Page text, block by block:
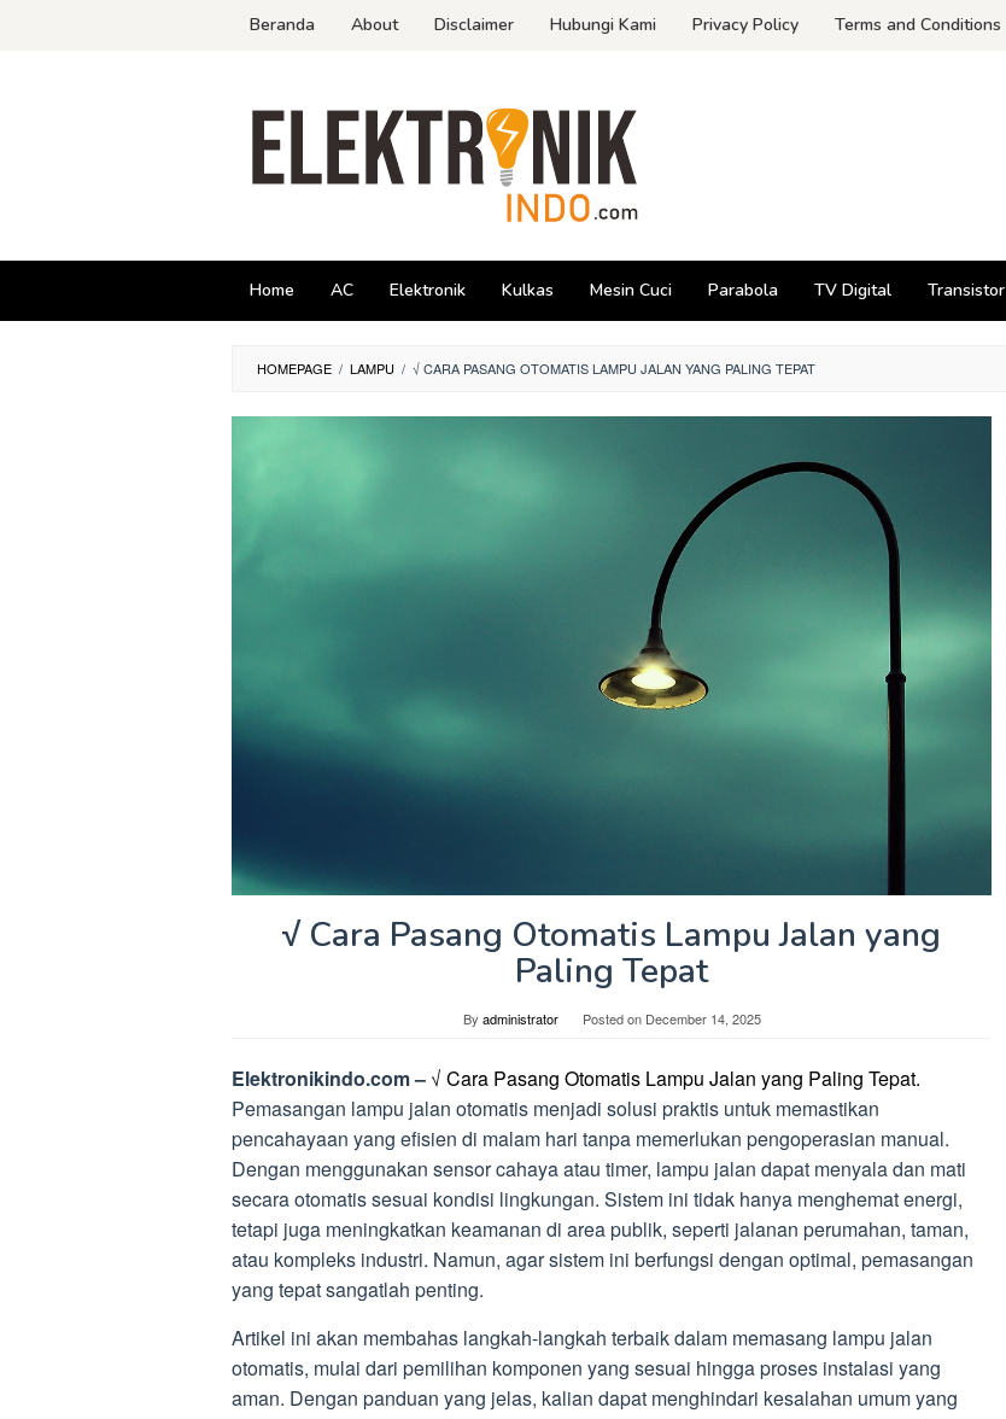
Beranda About Disclaimer Hubungi Kami Privacy Policy Terms and Conditions
Home AC Elektronik Kulkas Mesin Cuci Parabola TV Digital Transistor
HOMEPAGE / LAMPU / √ CARA PASANG OTOMATIS LAMPU JALAN YANG PALING TEPAT
√ Cara Pasang Otomatis Lampu Jalan yang
Paling Tepat
By administrator Posted on December 14, 2025
Elektronikindo.com – √ Cara Pasang Otomatis Lampu Jalan yang Paling Tepat.
Pemasangan lampu jalan otomatis menjadi solusi praktis untuk memastikan
pencahayaan yang efisien di malam hari tanpa memerlukan pengoperasian manual.
Dengan menggunakan sensor cahaya atau timer, lampu jalan dapat menyala dan mati
secara otomatis sesuai kondisi lingkungan. Sistem ini tidak hanya menghemat energi,
tetapi juga meningkatkan keamanan di area publik, seperti jalanan perumahan, taman,
atau kompleks industri. Namun, agar sistem ini berfungsi dengan optimal, pemasangan
yang tepat sangatlah penting.
Artikel ini akan membahas langkah-langkah terbaik dalam memasang lampu jalan
otomatis, mulai dari pemilihan komponen yang sesuai hingga proses instalasi yang
aman. Dengan panduan yang jelas, kalian dapat menghindari kesalahan umum yang